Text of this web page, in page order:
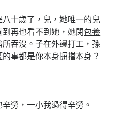
十歲了，兒，她唯一的兒
再也看不到她，她閉包養
所吞沒。子在外邊打工，孫
事都是你本身摒擋本身？
勞，一小我過得辛勞。